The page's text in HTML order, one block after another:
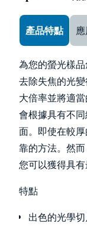
Use the arrow
產品特點
為您的螢光樣
去除失焦的光
大倍率並將適
會根據具有不
面。即使在較
靠的方法。然
您可以獲得具有
特點
出色的光學